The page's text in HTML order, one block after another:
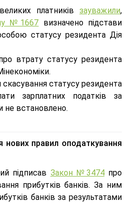
платників зауважили,
№1667 визначено підстави
статусу резидента Дія
втрату статусу резидента
статусу резидента
зарплатних податків за
не встановлено.
нових правил оподаткування
підписав Закон №3474про
прибутків банків. За ним
банків за результатами